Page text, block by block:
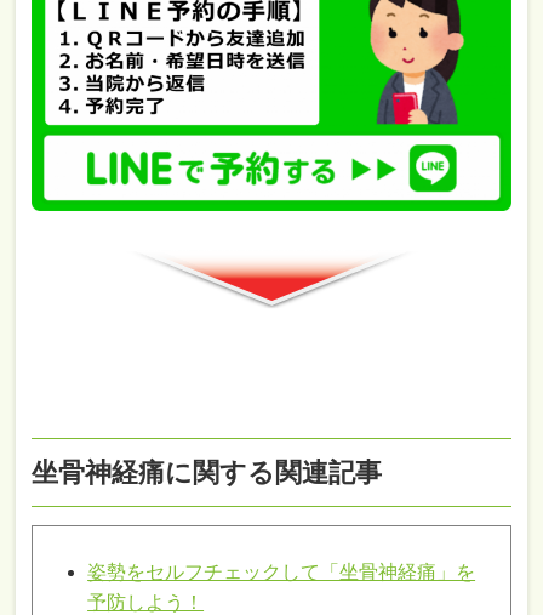
坐骨神経痛に関する関連記事
姿勢をセルフチェックして「坐骨神経痛」を
予防しよう！